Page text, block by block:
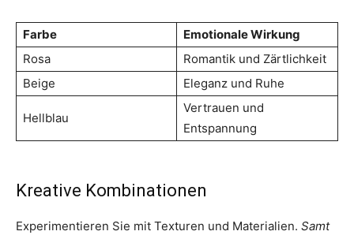
Farbe
Emotionale Wirkung
Rosa
Romantik und Zärtlichkeit
Beige
Eleganz und Ruhe
Hellblau
Vertrauen und
Entspannung
Kreative Kombinationen
Experimentieren Sie mit Texturen und Materialien. Samt